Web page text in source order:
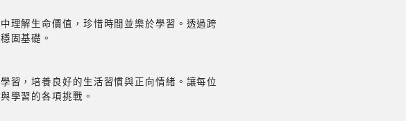
理解生命價值，珍惜時間並樂於學習。透過跨
固基礎。
習，培養良好的生活習慣與正向情緒。讓每位
學習的各項挑戰。